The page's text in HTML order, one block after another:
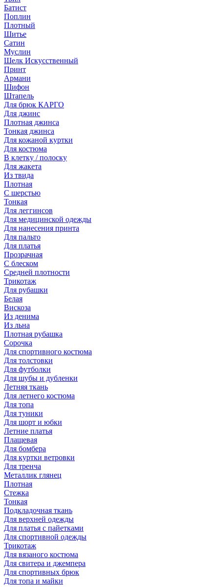
Батист
Поплин
Плотный
Шитье
Сатин
Муслин
Шелк Искусственный
Принт
Армани
Шифон
Штапель
Для брюк КАРГО
Для джинс
Плотная джинса
Тонкая джинса
Для кожаной куртки
Для костюма
В клетку / полоску
Для жакета
Из твида
Плотная
С шерстью
Тонкая
Для леггинсов
Для медицинской одежды
Для нанесения принта
Для пальто
Для платья
Прозрачная
С блеском
Средней плотности
Трикотаж
Для рубашки
Белая
Вискоза
Из денима
Из льна
Плотная рубашка
Сорочка
Для спортивного костюма
Для толстовки
Для футболки
Для шубы и дубленки
Летняя ткань
Для летнего костюма
Для топа
Для туники
Для шорт и юбки
Летние платья
Плащевая
Для бомбера
Для куртки ветровки
Для тренча
Металлик глянец
Плотная
Стежка
Тонкая
Подкладочная ткань
Для верхней одежды
Для платья с пайетками
Для спортивной одежды
Трикотаж
Для вязаного костюма
Для свитера и джемпера
Для спортивных брюк
Для топа и майки